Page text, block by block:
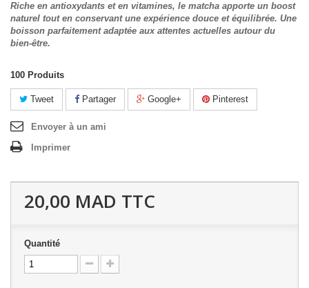
Riche en antioxydants et en vitamines, le matcha apporte un boost
naturel tout en conservant une expérience douce et équilibrée. Une
boisson parfaitement adaptée aux attentes actuelles autour du
bien-être.
100 Produits
Tweet Partager Google+ Pinterest
Envoyer à un ami
Imprimer
20,00 MAD TTC
Quantité